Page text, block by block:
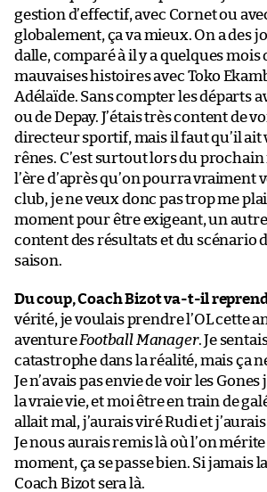
gestion d’effectif, avec Cornet ou
globalement, ça va mieux. On a des
dalle, comparé à il y a quelques mois
mauvaises histoires avec Toko
Adélaïde. Sans compter les départs
ou de Depay. J’étais très content de
directeur sportif, mais il faut qu’il ait
rênes. C’est surtout lors du
l’ère d’après qu’on pourra vraiment
club, je ne veux donc pas trop me
moment pour être exigeant, un
content des résultats et du scénario
saison.
Du coup, Coach Bizot va-t-il
vérité, je voulais prendre l’OL cette
aventureFootball Manager. Je
catastrophe dans la réalité, mais ça ne
Je n’avais pas envie de voir les
la vraie vie, et moi être en train de
allait mal, j’aurais viré Rudi et
Je nous aurais remis là où l’on mérite
moment, ça se passe bien. Si jamais
Coach Bizot sera là.